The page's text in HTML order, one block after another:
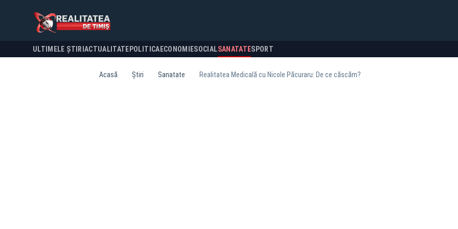
ULTIMELE ȘTIRI ACTUALITATE POLITICA ECONOMIESOCIALSANATATESPORT
Acasă Știri Sanatate Realitatea Medicală cu Nicole Păcuraru: De ce căscăm?